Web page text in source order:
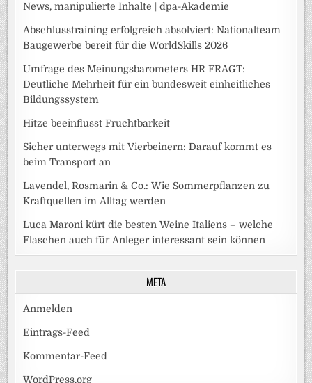
News, manipulierte Inhalte | dpa-Akademie
Abschlusstraining erfolgreich absolviert: Nationalteam
Baugewerbe bereit für die WorldSkills 2026
Umfrage des Meinungsbarometers HR FRAGT:
Deutliche Mehrheit für ein bundesweit einheitliches
Bildungssystem
Hitze beeinflusst Fruchtbarkeit
Sicher unterwegs mit Vierbeinern: Darauf kommt es
beim Transport an
Lavendel, Rosmarin & Co.: Wie Sommerpflanzen zu
Kraftquellen im Alltag werden
Luca Maroni kürt die besten Weine Italiens – welche
Flaschen auch für Anleger interessant sein können
META
Anmelden
Eintrags-Feed
Kommentar-Feed
WordPress.org